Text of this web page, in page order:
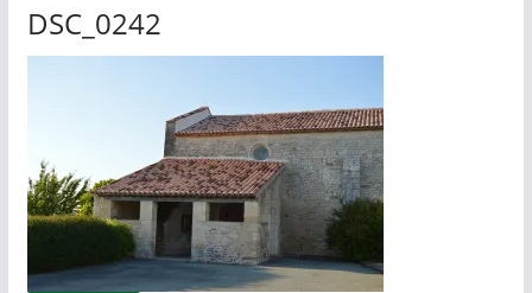
DSC_0242